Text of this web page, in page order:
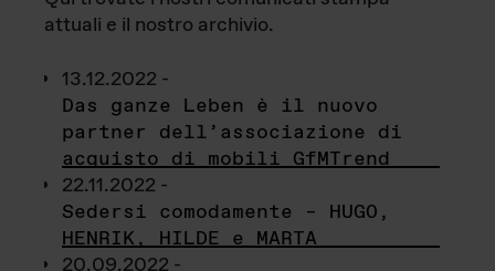
attuali e il nostro archivio.
13.12.2022 -
Das ganze Leben è il nuovo
partner dell’associazione di
acquisto di mobili GfMTrend
22.11.2022 -
Sedersi comodamente – HUGO,
HENRIK, HILDE e MARTA
20.09.2022 -